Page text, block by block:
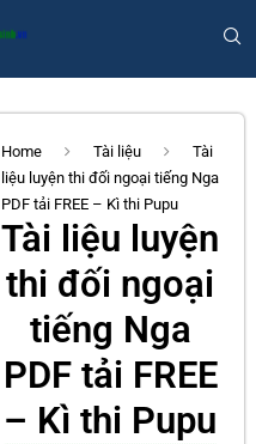
Home Tài liệu
Tài
liệu luyện thi đối ngoại tiếng Nga
PDF tải FREE – Kì thi Pupu
Tài liệu luyện
thi đối ngoại
tiếng Nga
PDF tải FREE
– Kì thi Pupu